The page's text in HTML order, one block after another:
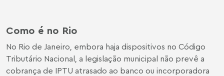
Como é no Rio
No Rio de Janeiro, embora haja dispositivos no Código
Tributário Nacional, a legislação municipal não prevê a
cobrança de IPTU atrasado ao banco ou incorporadora